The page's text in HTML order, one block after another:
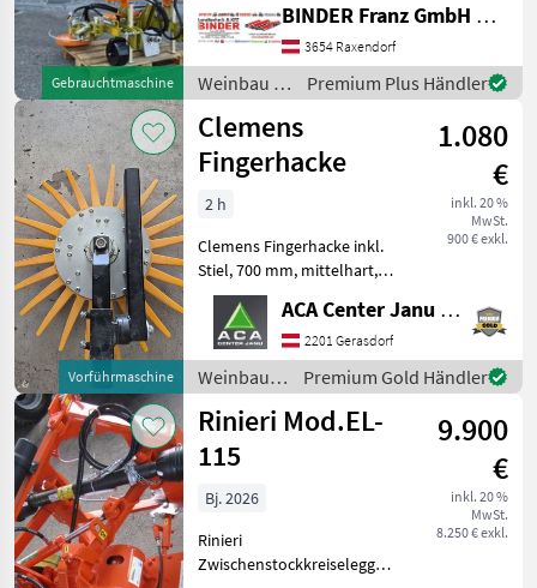
Marktplatz Händlerangebote Kleinanzeigen
Gebrauchtmaschine
Ostraticky MSO-400HP ✔️
durch Eigenölversorgung
ist Mähen auch ✔️ mit
kleineren Traktoren
problemlos möglich!
BINDER Franz GmbH & CoKG
3654 Raxendorf
Weinbau /
Sonstige
Premium Plus Händler
Vorführmaschine
Clemens
Fingerhacke
1.080
€
inkl. 20 %
MwSt.
900 € exkl.
2 h
Clemens Fingerhacke inkl.
Stiel, 700 mm, mittelhart,
Vorführgerät. Wurde nur 1 x
eingesetzt. Weinbau
Stockräumer / Stockputzer
ACA Center Janu GmbH
2201 Gerasdorf
Weinbau /
Clemens
Premium Gold Händler
Rinieri Mod.EL-
115
9.900
€
inkl. 20 %
MwSt.
8.250 € exkl.
Bj. 2026
Rinieri
Zwischenstockkreiselegge -